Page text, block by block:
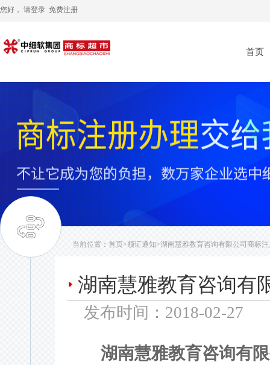
您好， 请登录 免费注册
首页
当前位置： 首页>领证通知>湖南慧雅教育咨询有限公司商标
湖南慧雅教育咨询有
发布时间：2018-02-27
湖南慧雅教育咨询有